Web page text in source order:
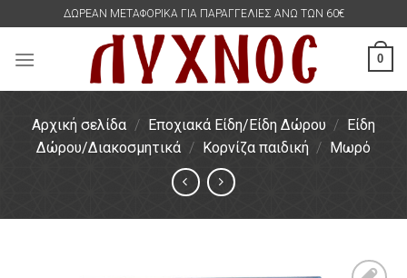
content
ΔΩΡΕΑΝ ΜΕΤΑΦΟΡΙΚΑ ΓΙΑ ΠΑΡΑΓΓΕΛΙΕΣ ΑΝΩ ΤΩΝ 60€
0
Αρχική σελίδα / Εποχιακά Είδη/Είδη Δώρου / Είδη
Δώρου/Διακοσμητικά / Κορνίζα παιδική / Μωρό